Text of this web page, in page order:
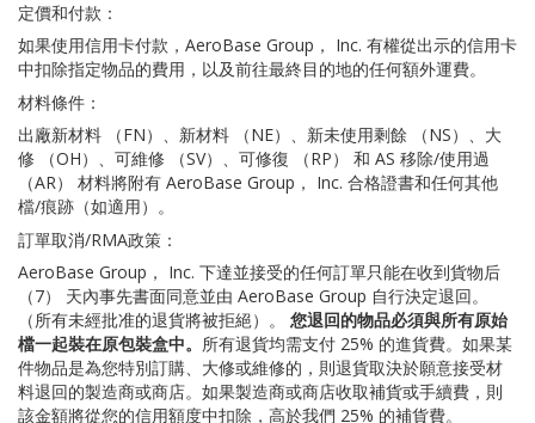
定價和付款：
如果使用信用卡付款，AeroBase Group， Inc. 有權從出示的信用卡
中扣除指定物品的費用，以及前往最終目的地的任何額外運費。
材料條件：
出廠新材料 （FN）、新材料 （NE）、新未使用剩餘 （NS）、大
修 （OH）、可維修 （SV）、可修復 （RP） 和 AS 移除/使用過
（AR） 材料將附有 AeroBase Group， Inc. 合格證書和任何其他
檔/痕跡（如適用）。
訂單取消/RMA政策：
AeroBase Group， Inc. 下達並接受的任何訂單只能在收到貨物后
（7） 天內事先書面同意並由 AeroBase Group 自行決定退回。
（所有未經批准的退貨將被拒絕）。
您退回的物品必須與所有原始
檔一起裝在原包裝盒中。 所有退貨均需支付 25% 的進貨費。如果某
件物品是為您特別訂購、大修或維修的，則退貨取決於願意接受材
料退回的製造商或商店。如果製造商或商店收取補貨或手續費，則
該金額將從您的信用額度中扣除，高於我們 25% 的補貨費。